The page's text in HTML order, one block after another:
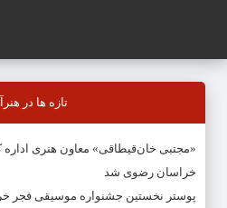
تازه ها در
«مجتبی خان‌قیطاقی» معاون هنری
خراسان رضوی شد
پوستر نخستین جشنواره موسیقی فجر